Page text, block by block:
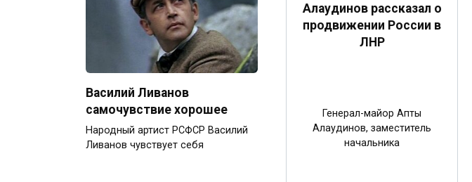
Василий Ливанов
самочувствие хорошее
Народный артист РСФСР Василий
Ливанов чувствует себя
Алаудинов рассказал о
продвижении России в
ЛНР
Генерал-майор Апты
Алаудинов, заместитель
начальника